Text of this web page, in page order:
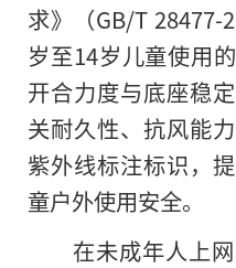
求》（GB/T 28477-
岁至14岁儿童使用
开合力度与底座稳
关耐久性、抗风能
紫外线标注标识，
童户外使用安全。
在未成年人上